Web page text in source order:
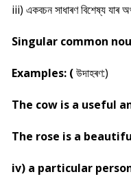
iii) একবচন সাধাৰণ বিশেষ্য যাৰ
Singular common
Examples: (উদাহৰণ:)
The cow is a useful
The rose is a
iv) a particular